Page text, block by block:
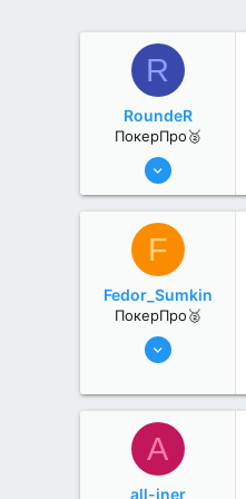
R
RoundeR
ПокерПро🥈
6 Июн 2022
2
F
Fedor_Sumkin
ПокерПро🥈
6 Июн 2022
0
A
all-iner